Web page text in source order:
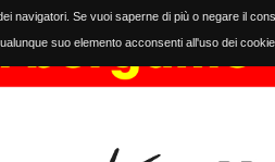
navigatori. Se vuoi saperne di più o negare il
suo elemento acconsenti all'uso dei cookie.